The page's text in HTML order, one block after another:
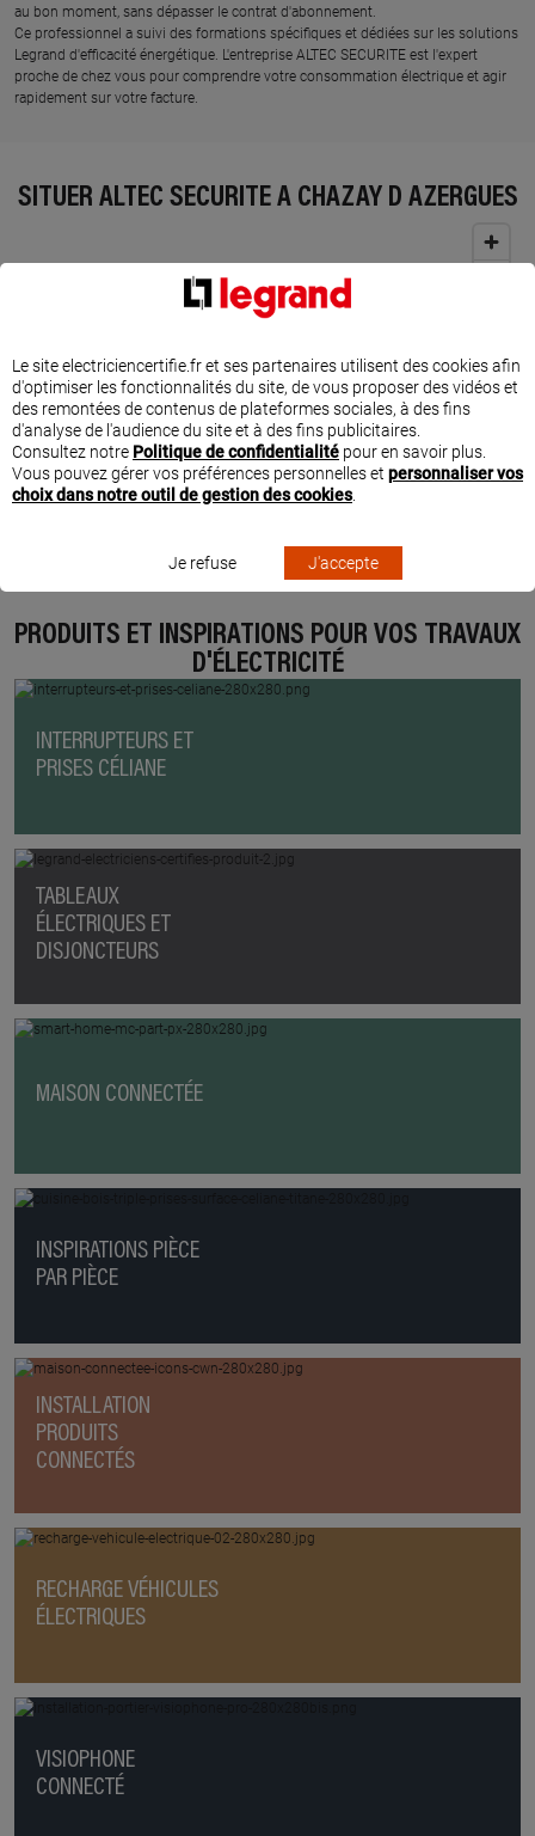
au bon moment, sans dépasser le contrat d'abonnement.
Ce professionnel a suivi des formations spécifiques et dédiées sur les solutions
Legrand d'efficacité énergétique. L'entreprise ALTEC SECURITE est l'expert
proche de chez vous pour comprendre votre consommation électrique et agir
rapidement sur votre facture.
SITUER ALTEC SECURITE À CHAZAY D AZERGUES
PRODUITS ET INSPIRATIONS POUR VOS TRAVAUX
D'ÉLECTRICITÉ
INTERRUPTEURS ET
PRISES CÉLIANE
TABLEAUX
ÉLECTRIQUES ET
DISJONCTEURS
MAISON CONNECTÉE
INSPIRATIONS PIÈCE
PAR PIÈCE
INSTALLATION
PRODUITS
CONNECTÉS
RECHARGE VÉHICULES
ÉLECTRIQUES
VISIOPHONE
CONNECTÉ
Le site electriciencertifie.fr et ses partenaires utilisent des cookies afin
d'optimiser les fonctionnalités du site, de vous proposer des vidéos et
des remontées de contenus de plateformes sociales, à des fins
d'analyse de l'audience du site et à des fins publicitaires.
Consultez notre Politique de confidentialité pour en savoir plus.
Vous pouvez gérer vos préférences personnelles et personnaliser vos
choix dans notre outil de gestion des cookies.
Je refuse J'accepte